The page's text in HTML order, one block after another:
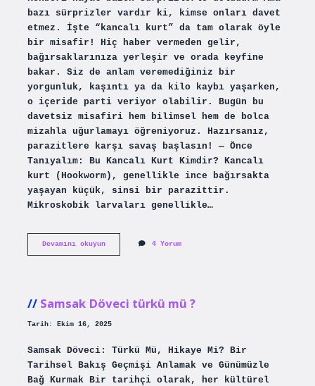
bazı sürprizler vardır ki, kimse onları davet
etmez. İşte “kancalı kurt” da tam olarak öyle
bir misafir! Hiç haber vermeden gelir,
bağırsaklarınıza yerleşir ve orada keyfine
bakar. Siz de anlam veremediğiniz bir
yorgunluk, kaşıntı ya da kilo kaybı yaşarken,
o içeride parti veriyor olabilir. Bugün bu
davetsiz misafiri hem bilimsel hem de bolca
mizahla uğurlamayı öğreniyoruz. Hazırsanız,
parazitlere karşı savaş başlasın! — Önce
Tanıyalım: Bu Kancalı Kurt Kimdir? Kancalı
kurt (Hookworm), genellikle ince bağırsakta
yaşayan küçük, sinsi bir parazittir.
Mikroskobik larvaları genellikle…
Devamını okuyunKancalı
4 Yorum
Samsak Döveci türkü mü ?
Tarih: Ekim 16, 2025
Samsak Döveci: Türkü Mü, Hikaye Mi? Bir
Tarihsel Bakış Geçmişi Anlamak ve Günümüzle
Bağ Kurmak Bir tarihçi olarak, her kültürel